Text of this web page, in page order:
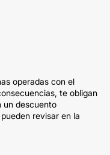
operadas con el
te obligan
un descuento
revisar en la